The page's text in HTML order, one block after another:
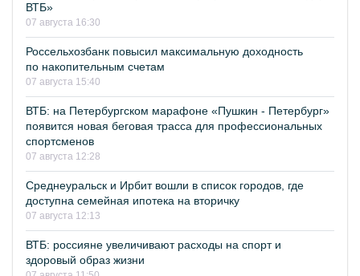
ВТБ»
07 августа 16:30
Россельхозбанк повысил максимальную доходность
по накопительным счетам
07 августа 15:40
ВТБ: на Петербургском марафоне «Пушкин - Петербург»
появится новая беговая трасса для профессиональных
спортсменов
07 августа 12:28
Среднеуральск и Ирбит вошли в список городов, где
доступна семейная ипотека на вторичку
07 августа 12:13
ВТБ: россияне увеличивают расходы на спорт и
здоровый образ жизни